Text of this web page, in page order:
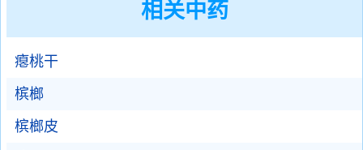
相关中药
瘪桃干
槟榔
槟榔皮